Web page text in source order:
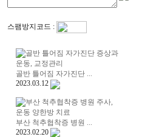
스팸방지코드 :
골반 틀어짐 자가진단 ...
2023.03.12
부산 척추협착증 병원 ...
2023.02.20